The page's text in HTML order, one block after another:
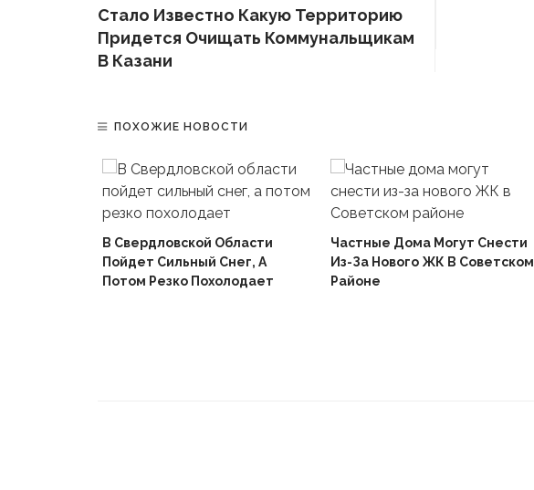
Стало Известно Какую Территорию
Придется Очищать Коммунальщикам
В Казани
ПОХОЖИЕ НОВОСТИ
В Свердловской Области
Пойдет Сильный Снег, А
Потом Резко Похолодает
Частные Дома Могут Снести
Из-За Нового ЖК В Советском
Районе